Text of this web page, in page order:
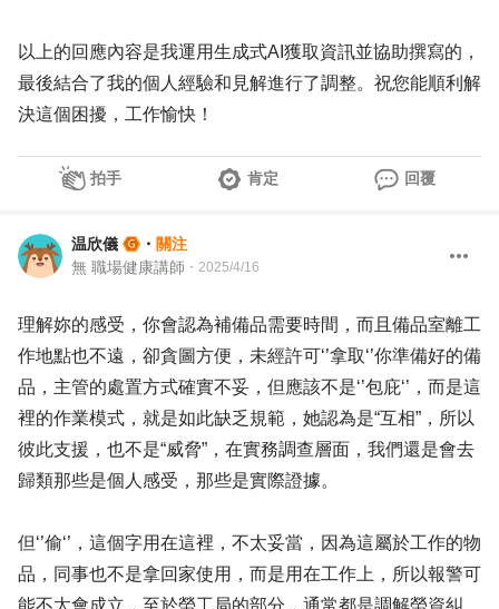
以上的回應內容是我運用生成式AI獲取資訊並協助撰寫的，
最後結合了我的個人經驗和見解進行了調整。祝您能順利解
決這個困擾，工作愉快！
拍手 肯定 回覆
温欣儀 ・ 關注
無 職場健康講師 ・ 2025/4/16
理解妳的感受，你會認為補備品需要時間，而且備品室離工
作地點也不遠，卻貪圖方便，未經許可‘’拿取‘’你準備好的備
品，主管的處置方式確實不妥，但應該不是‘’包庇‘’，而是這
裡的作業模式，就是如此缺乏規範，她認為是“互相”，所以
彼此支援，也不是“威脅”，在實務調查層面，我們還是會去
歸類那些是個人感受，那些是實際證據。
但‘’偷‘’，這個字用在這裡，不太妥當，因為這屬於工作的物
品，同事也不是拿回家使用，而是用在工作上，所以報警可
能不太會成立，至於勞工局的部分，通常都是調解勞資糾